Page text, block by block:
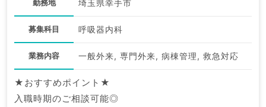
勤務地 埼玉県幸手市
募集科目 呼吸器内科
業務内容 一般外来, 専門外来, 病棟管理, 救急対応
★おすすめポイント★
入職時期のご相談可能◎